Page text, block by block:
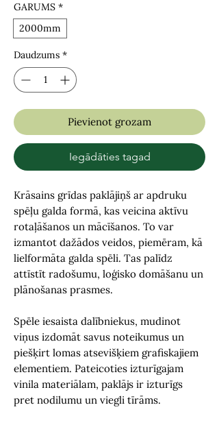
GARUMS *
2000mm
Daudzums *
Pievienot grozam
Iegādāties tagad
Krāsains grīdas paklājiņš ar apdruku
spēļu galda formā, kas veicina aktīvu
rotaļāšanos un mācīšanos. To var
izmantot dažādos veidos, piemēram, kā
lielformāta galda spēli. Tas palīdz
attīstīt radošumu, loģisko domāšanu un
plānošanas prasmes.
Spēle iesaista dalībniekus, mudinot
viņus izdomāt savus noteikumus un
piešķirt lomas atsevišķiem grafiskajiem
elementiem. Pateicoties izturīgajam
vinila materiālam, paklājs ir izturīgs
pret nodilumu un viegli tīrāms.